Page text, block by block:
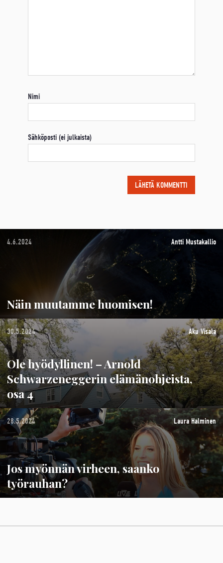
Nimi
Sähköposti (ei julkaista)
4.6.2024 Antti Mustakallio
Näin muutamme huomisen!
30.5.2024 Aku Visala
Ole hyödyllinen! – Arnold
Schwarzeneggerin elämänohjeista,
osa 4
28.5.2024 Laura Halminen
Jos myönnän virheen, saanko
työrauhan?